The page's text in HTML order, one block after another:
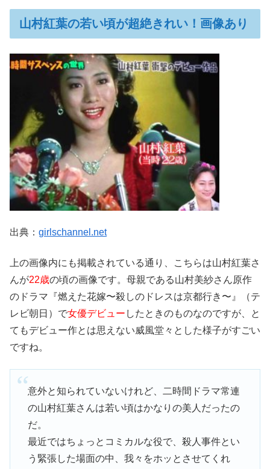
山村紅葉の若い頃が超絶きれい！画像あり
出典： girlschannel.net
上の画像内にも掲載されている通り、こちらは山村紅葉さ
んが22歳の頃の画像です。母親である山村美紗さん原作
のドラマ『燃えた花嫁〜殺しのドレスは京都行き〜』（テ
レビ朝日）で女優デビュー したときのものなのですが、と
てもデビュー作とは思えない威風堂々とした様子がすごい
ですね。
意外と知られていないけれど、二時間ドラマ常連
の山村紅葉さんは若い頃はかなりの美人だったの
だ。
最近ではちょっとコミカルな役で、殺人事件とい
う緊張した場面の中、我々をホッとさせてくれ